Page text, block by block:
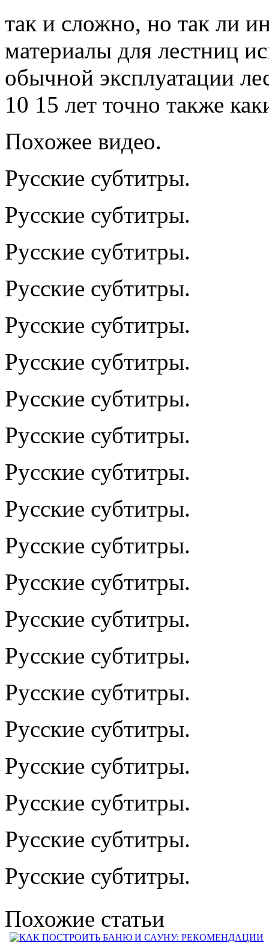
так и сложно, но так ли
материалы для лестниц
обычной эксплуатации
10 15 лет точно также
Похожее видео.
Русские субтитры.
Русские субтитры.
Русские субтитры.
Русские субтитры.
Русские субтитры.
Русские субтитры.
Русские субтитры.
Русские субтитры.
Русские субтитры.
Русские субтитры.
Русские субтитры.
Русские субтитры.
Русские субтитры.
Русские субтитры.
Русские субтитры.
Русские субтитры.
Русские субтитры.
Русские субтитры.
Русские субтитры.
Русские субтитры.
Похожие статьи